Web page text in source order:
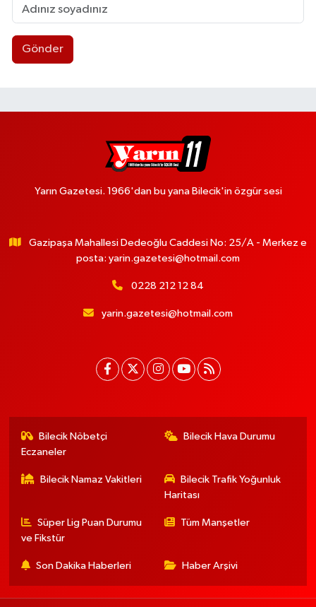
Gönder
Yarın Gazetesi. 1966'dan bu yana Bilecik'in özgür sesi
Gazipaşa Mahallesi Dedeoğlu Caddesi No: 25/A - Merkez e
posta: yarin.gazetesi@hotmail.com
0228 212 12 84
yarin.gazetesi@hotmail.com
Bilecik Nöbetçi
Eczaneler
Bilecik Hava Durumu
Bilecik Namaz Vakitleri
Bilecik Trafik Yoğunluk
Haritası
Süper Lig Puan Durumu
ve Fikstür
Tüm Manşetler
Son Dakika Haberleri Haber Arşivi